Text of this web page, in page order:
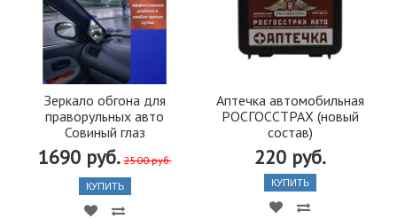
Зеркало обгона для
праворульных авто
Совиный глаз
1690 руб. 2500 руб.
КУПИТЬ
Аптечка автомобильная
РОСГОССТРАХ (новый
состав)
220 руб.
КУПИТЬ